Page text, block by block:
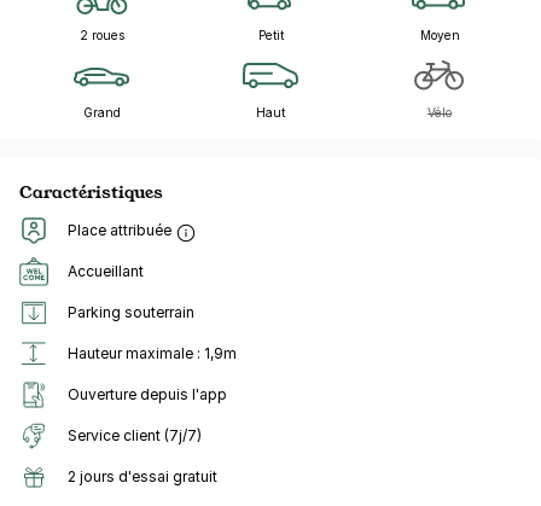
2 roues Petit Moyen
Grand Haut Vélo
Caractéristiques
Place attribuée
Accueillant
Parking souterrain
Hauteur maximale : 1,9m
Ouverture depuis l'app
Service client (7j/7)
2 jours d'essai gratuit